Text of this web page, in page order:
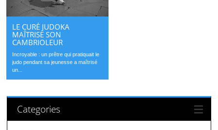
LE CURÉ JUDOKA
MAÎTRISE SON
CAMBRIOLEUR
Incroyable : un prêtre qui pratiquait le
judo pendant sa jeunesse a maîtrisé
un...
Categories